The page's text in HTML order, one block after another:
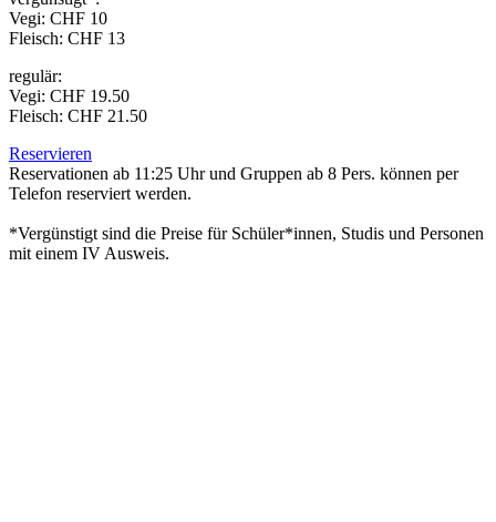
Vegi: CHF 10
Fleisch: CHF 13
regulär:
Vegi: CHF 19.50
Fleisch: CHF 21.50
Reservieren
Reservationen ab 11:25 Uhr und Gruppen ab 8 Pers. können per
Telefon reserviert werden.
*Vergünstigt sind die Preise für Schüler*innen, Studis und Personen
mit einem IV Ausweis.